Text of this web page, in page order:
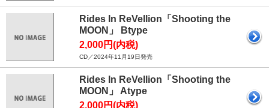
Rides In ReVellion「Shooting the
MOON」 Btype
2,000円(内税)
CD／2024年11月19日発売
Rides In ReVellion「Shooting the
MOON」 Atype
2,000円(内税)